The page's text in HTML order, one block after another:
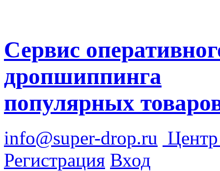
Сервис
дропшиппинга
популярных
info@super-drop.ru
Регистрация Вход